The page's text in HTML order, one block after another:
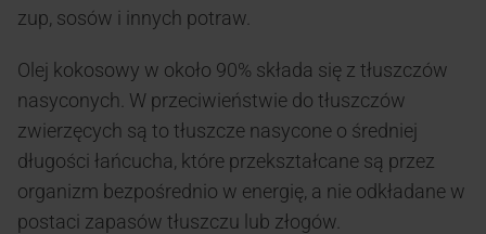
zup, sosów i innych potraw.
Olej kokosowy w około 90% składa się z tłuszczów
nasyconych. W przeciwieństwie do tłuszczów
zwierzęcych są to tłuszcze nasycone o średniej
długości łańcucha, które przekształcane są przez
organizm bezpośrednio w energię, a nie odkładane w
postaci zapasów tłuszczu lub złogów.